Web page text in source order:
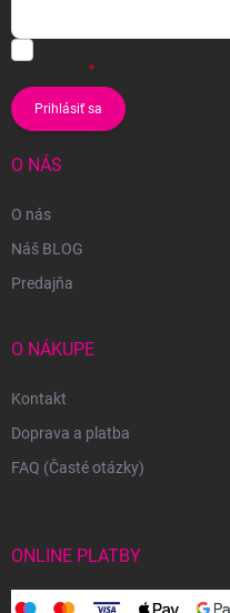
Prihlásiť sa
O NÁS
O nás
Náš BLOG
Predajňa
O NÁKUPE
Kontakt
Doprava a platba
FAQ (Časté otázky)
ONLINE PLATBY